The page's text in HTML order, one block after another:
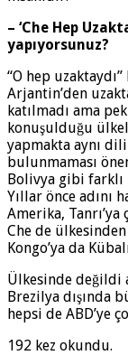
– ‘Che Hep
yapıyorsunuz?
“O hep
Arjantin’den
katılmadı ama
konuşulduğu
yapmakta aynı
bulunmaması
Bolivya gibi farklı
Yıllar önce adını
Amerika, Tanrı’ya
Che de
Kongo’ya da
Ülkesinde değildi
Brezilya dışında
hepsi de ABD’ye
192 kez okundu.